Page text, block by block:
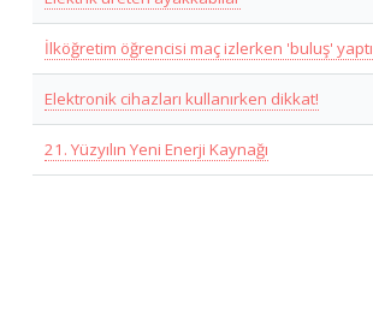
İlköğretim öğrencisi maç izlerken 'buluş' yaptı
Elektronik cihazları kullanırken dikkat!
21. Yüzyılın Yeni Enerji Kaynağı